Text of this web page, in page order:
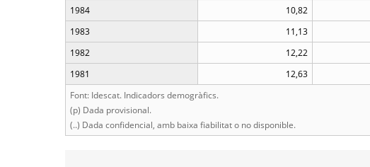
1984
10,82
1983
11,13
1982
12,22
1981
12,63
Font: Idescat. Indicadors demogràfics.
(p) Dada provisional.
(..) Dada confidencial, amb baixa fiabilitat o no disponible.